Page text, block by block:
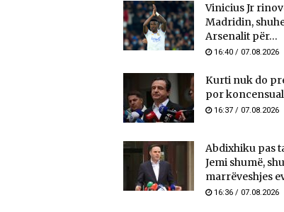
Vinicius Jr
Madridin,
Arsenalit për...
16:40 / 07.08.2026
Kurti nuk do
por
16:37 / 07.08.2026
Abdixhiku pas
Jemi shumë,
marrëveshjes
16:36 / 07.08.2026